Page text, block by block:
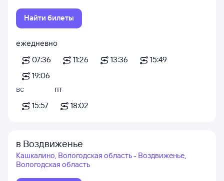
Найти билеты
ежедневно
07:36
11:26 13:36
15:49
19:06
вс
15:57
пт
18:02
в Воздвиженье
Кашкалино, Вологодская область - Воздвиженье,
Вологодская область